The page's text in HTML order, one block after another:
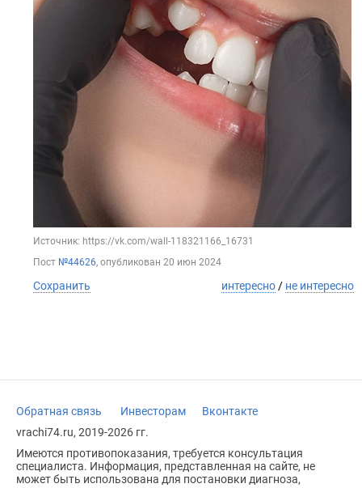
Источник: https://vk.com/wall-118321166_16731
Пост №44626, опубликован 20 июн 2024
Сохранить интересно / не интересно
Обратная связь Инвесторам
Вконтакте
vrachi74.ru, 2019-2026 гг.
Имеются противопоказания, требуется консультация
специалиста. Информация, представленная на сайте, не
может быть использована для постановки диагноза,